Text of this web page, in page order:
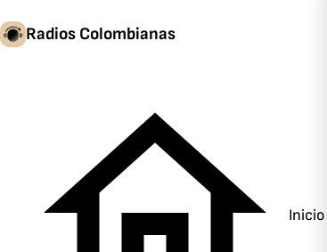
Radios Colombianas
Inicio